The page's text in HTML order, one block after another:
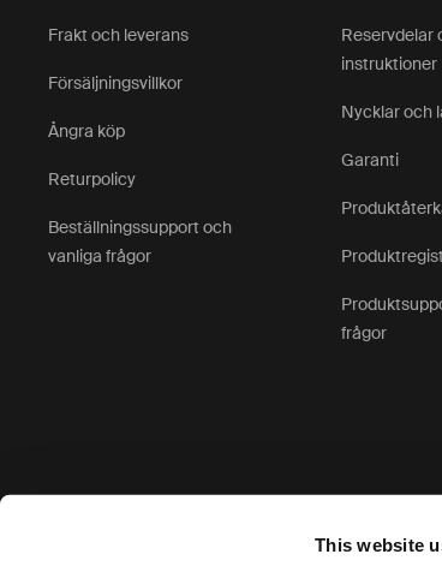
This website
Frakt och leverans
Försäljningsvillkor
Ångra köp
Returpolicy
Beställningssupport och
vanliga frågor
Reservdelar
instruktioner
Nycklar och
Garanti
frågor